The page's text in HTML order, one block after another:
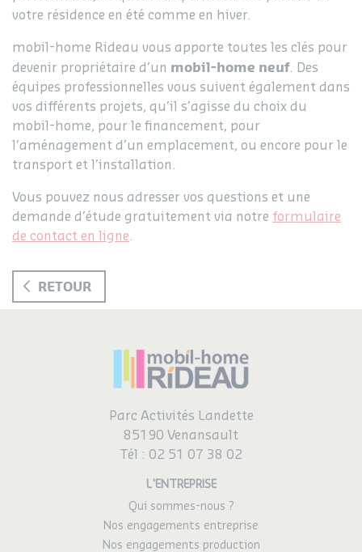
votre résidence en été comme en hiver.
mobil-home Rideau vous apporte toutes les clés pour
devenir propriétaire d’un mobil-home neuf. Des
équipes professionnelles vous suivent également dans
vos différents projets, qu’il s’agisse du choix du
mobil-home, pour le financement, pour
l’aménagement d’un emplacement, ou encore pour le
transport et l’installation.
Vous pouvez nous adresser vos questions et une
demande d’étude gratuitement via notre formulaire
de contact en ligne.
RETOUR
Parc Activités Landette
85190 Venansault
Tél : 02 51 07 38 02
L'ENTREPRISE
Qui sommes-nous ?
Nos engagements entreprise
Nos engagements production